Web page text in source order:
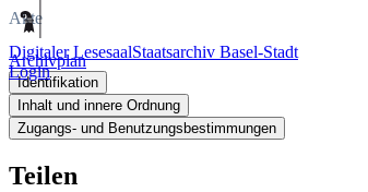
Digitaler LesesaalStaatsarchiv Basel-Stadt
Login
Akte
Archivplan
Identifikation
Inhalt und innere Ordnung
Zugangs- und Benutzungsbestimmungen
Teilen